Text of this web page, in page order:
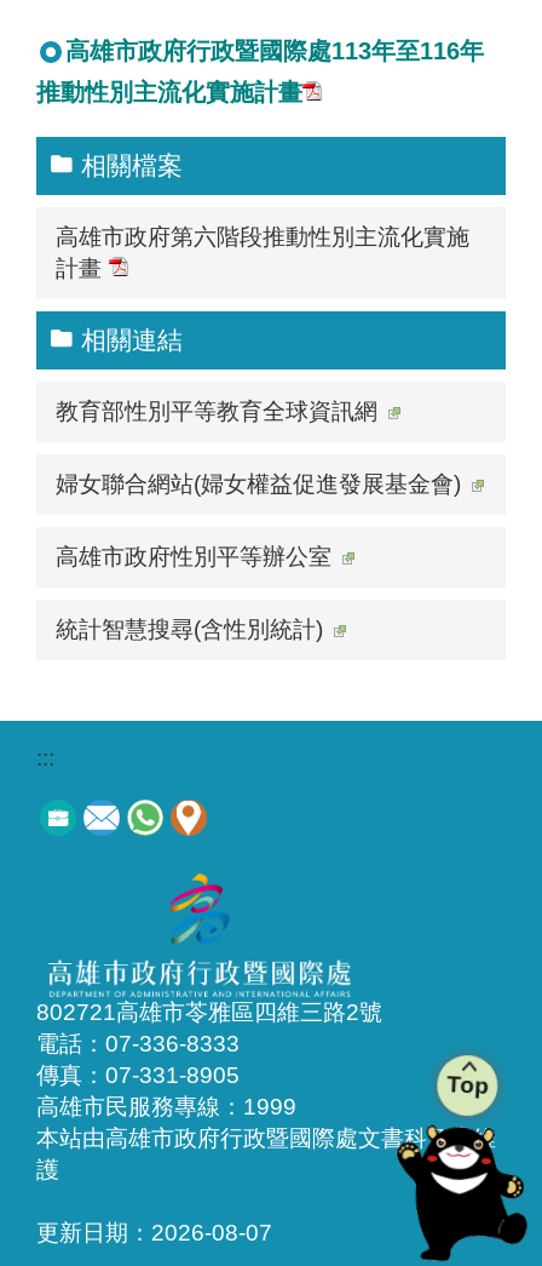
高雄市政府行政暨國際處113年至116年
推動性別主流化實施計畫
相關檔案
高雄市政府第六階段推動性別主流化實施
計畫
相關連結
教育部性別平等教育全球資訊網
婦女聯合網站(婦女權益促進發展基金會)
高雄市政府性別平等辦公室
統計智慧搜尋(含性別統計)
:::
802721高雄市苓雅區四維三路2號
電話：07-336-8333
傳真：07-331-8905
高雄市民服務專線：1999
本站由高雄市政府行政暨國際處文書科負責維
護
Top
更新日期： 2026-08-07